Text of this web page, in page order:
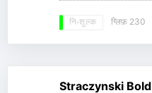
नि: शुल्क ग्लिफ़ 230
Straczynski Bold